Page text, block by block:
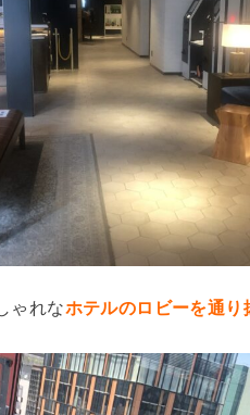
ゃれなホテルのロビーを通り